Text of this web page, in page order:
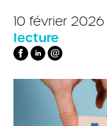
10 février 2026
lecture